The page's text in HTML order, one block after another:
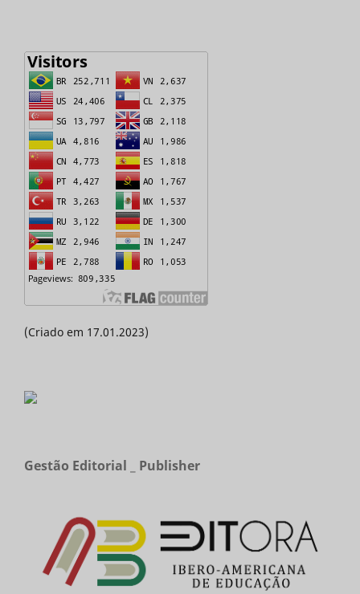
(Criado em 17.01.2023)
Gestão Editorial _ Publisher